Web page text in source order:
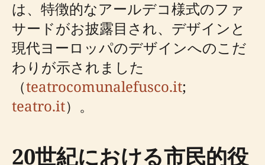
は、特徴的なアールデコ様式のファ
サードがお披露目され、デザインと
現代ヨーロッパのデザインへのこだ
わりが示されました
（teatrocomunalefusco.it;
teatro.it）。
20世紀における市民的役